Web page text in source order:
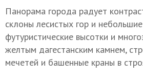
Панорама города радует
склоны лесистых гор и
футуристические высотки и
желтым дагестанским камнем,
мечетей и башенные краны в